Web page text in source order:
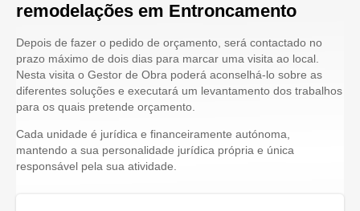
remodelações em Entroncamento
Depois de fazer o pedido de orçamento, será contactado no
prazo máximo de dois dias para marcar uma visita ao local.
Nesta visita o Gestor de Obra poderá aconselhá-lo sobre as
diferentes soluções e executará um levantamento dos trabalhos
para os quais pretende orçamento.
Cada unidade é jurídica e financeiramente autónoma,
mantendo a sua personalidade jurídica própria e única
responsável pela sua atividade.